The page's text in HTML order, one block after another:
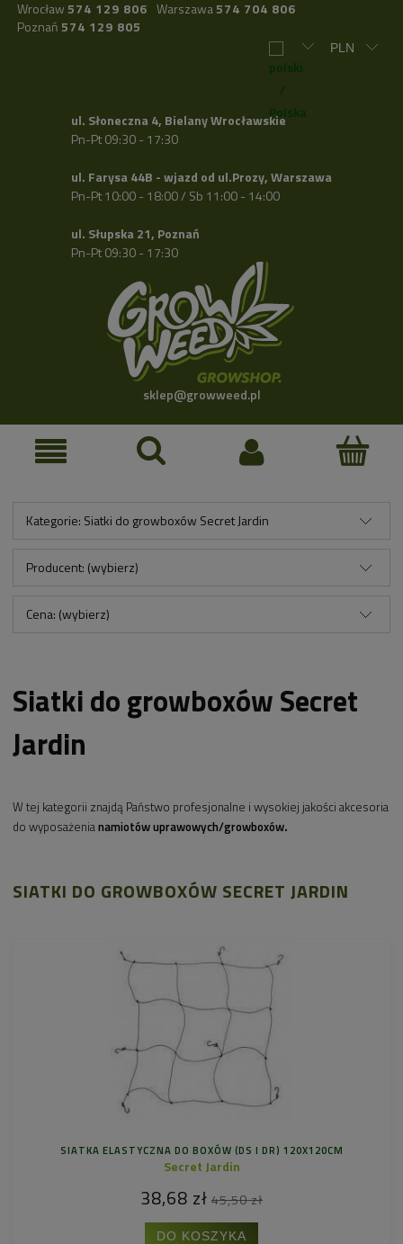
Wrocław 574 129 806 Warszawa574 704 806
Poznań 574 129 805
ul. Słoneczna 4, Bielany Wrocławskie
Pn-Pt 09:30 - 17:30
ul. Farysa 44B - wjazd od ul.Prozy, Warszawa
Pn-Pt 10:00 - 18:00 / Sb 11:00 - 14:00
ul. Słupska 21, Poznań
Pn-Pt 09:30 - 17:30
sklep@growweed.pl
Kategorie: Siatki do growboxów Secret Jardin
Producent: (wybierz)
Cena: (wybierz)
Siatki do growboxów Secret
Jardin
W tej kategorii znajdą Państwo profesjonalne i wysokiej jakości akcesoria
do wyposażenianamiotów uprawowych/growboxów.
SIATKI DO GROWBOXÓW SECRET JARDIN
SIATKA ELASTYCZNA DO BOXÓW (DS I DR) 120X120CM
Secret Jardin
38,68 zł 45,50 zł
DO KOSZYKA